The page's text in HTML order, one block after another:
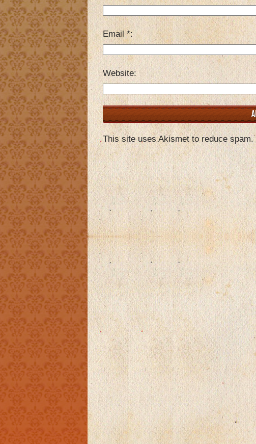
Email*
Website
This site uses Akismet to reduce spam.